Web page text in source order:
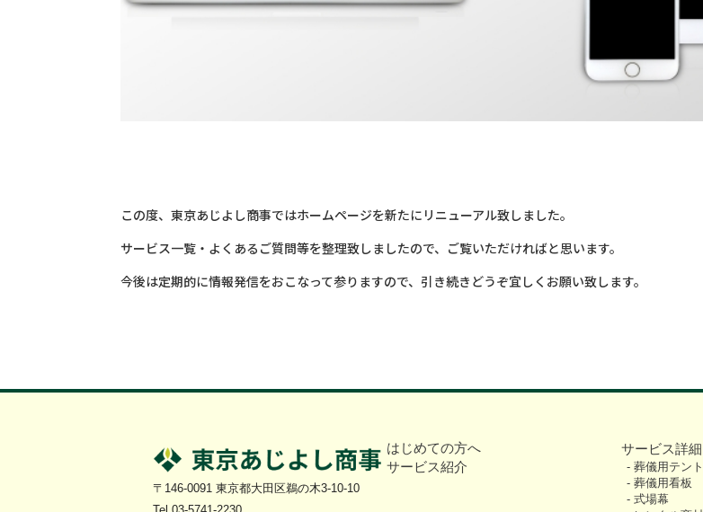
この度、東京あじよし商事ではホームページを新たにリニューアル致しました。
サービス一覧・よくあるご質問等を整理致しましたので、ご覧いただければと思います。
今後は定期的に情報発信をおこなって参りますので、引き続きどうぞ宜しくお願い致します。
〒146-0091 東京都大田区鵜の木3-10-10
はじめての方へ
サービス紹介
サービス詳細
葬儀用テント
葬儀用看板
式場幕